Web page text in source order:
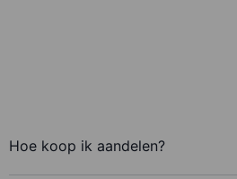
Hoe koop ik aandelen?